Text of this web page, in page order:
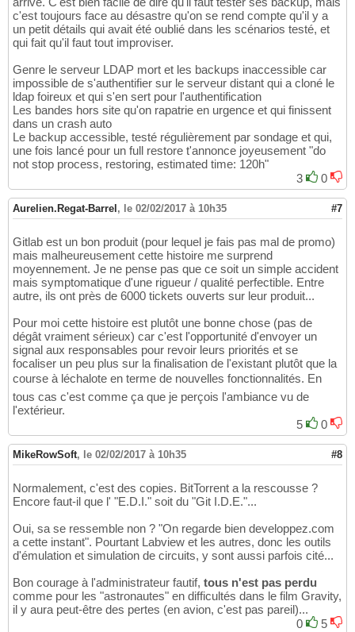
c'est toujours face au désastre qu'on se rend compte qu'il y a
un petit détails qui avait été oublié dans les scénarios testé, et
qui fait qu'il faut tout improviser.
Genre le serveur LDAP mort et les backups inaccessible car
impossible de s'authentifier sur le serveur distant qui a cloné le
ldap foireux et qui s'en sert pour l'authentification
Les bandes hors site qu'on rapatrie en urgence et qui finissent
dans un crash auto
Le backup accessible, testé régulièrement par sondage et qui,
une fois lancé pour un full restore t'annonce joyeusement "do
not stop process, restoring, estimated time: 120h"
3
0
Aurelien.Regat-Barrel , le 02/02/2017 à 10h35 #7
Gitlab est un bon produit (pour lequel je fais pas mal de promo)
mais malheureusement cette histoire me surprend
moyennement. Je ne pense pas que ce soit un simple accident
mais symptomatique d'une rigueur / qualité perfectible. Entre
autre, ils ont près de 6000 tickets ouverts sur leur produit...
Pour moi cette histoire est plutôt une bonne chose (pas de
dégât vraiment sérieux) car c'est l'opportunité d'envoyer un
signal aux responsables pour revoir leurs priorités et se
focaliser un peu plus sur la finalisation de l'existant plutôt que la
course à léchalote en terme de nouvelles fonctionnalités. En
tous cas c'est comme ça que je perçois l'ambiance vu de
l'extérieur.
5
0
MikeRowSoft, le 02/02/2017 à 10h35 #8
Normalement, c'est des copies. BitTorrent a la rescousse ?
Encore faut-il que l' "E.D.I." soit du "Git I.D.E."...
Oui, sa se ressemble non ? "On regarde bien developpez.com
a cette instant". Pourtant Labview et les autres, donc les outils
d'émulation et simulation de circuits, y sont aussi parfois cité...
Bon courage à l'administrateur fautif, tous n'est pas perdu
comme pour les "astronautes" en difficultés dans le film Gravity,
il y aura peut-être des pertes (en avion, c'est pas pareil)...
0
5